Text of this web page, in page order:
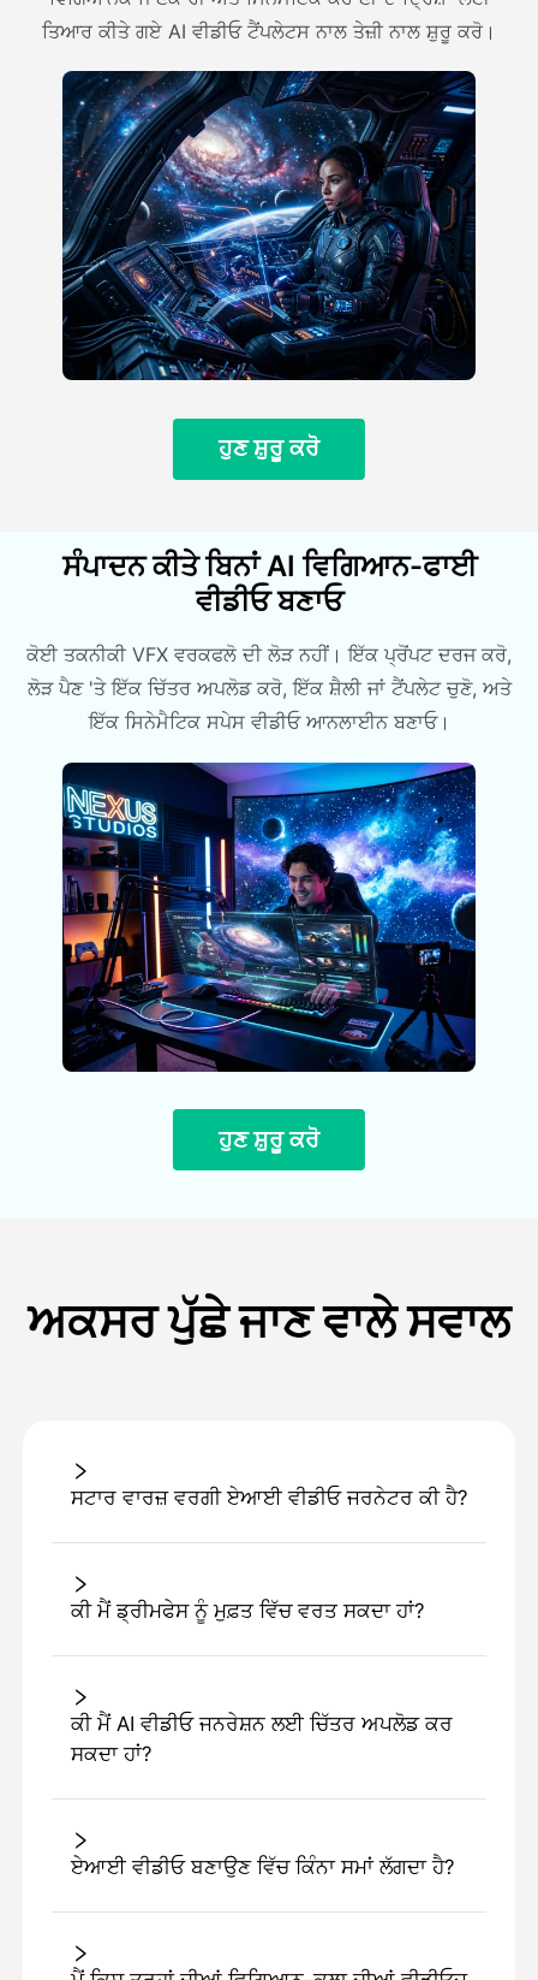
ਤਿਆਰ ਕੀਤੇ ਗਏ AI ਵੀਡੀਓ ਟੈਂਪਲੇਟਸ ਨਾਲ ਤੇਜ਼ੀ ਨਾਲ ਸ਼ੁਰੂ ਕਰੋ।
ਹੁਣ ਸ਼ੁਰੂ ਕਰੋ
ਸੰਪਾਦਨ ਕੀਤੇ ਬਿਨਾਂ AI ਵਿਗਿਆਨ-ਫਾਈ
ਵੀਡੀਓ ਬਣਾਓ
ਕੋਈ ਤਕਨੀਕੀ VFX ਵਰਕਫਲੋ ਦੀ ਲੋੜ ਨਹੀਂ। ਇੱਕ ਪ੍ਰੋਂਪਟ ਦਰਜ ਕਰੋ,
ਲੋੜ ਪੈਣ 'ਤੇ ਇੱਕ ਚਿੱਤਰ ਅਪਲੋਡ ਕਰੋ, ਇੱਕ ਸ਼ੈਲੀ ਜਾਂ ਟੈਂਪਲੇਟ ਚੁਣੋ, ਅਤੇ
ਇੱਕ ਸਿਨੇਮੈਟਿਕ ਸਪੇਸ ਵੀਡੀਓ ਆਨਲਾਈਨ ਬਣਾਓ।
ਹੁਣ ਸ਼ੁਰੂ ਕਰੋ
ਅਕਸਰ ਪੁੱਛੇ ਜਾਣ ਵਾਲੇ ਸਵਾਲ
ਸਟਾਰ ਵਾਰਜ਼ ਵਰਗੀ ਏਆਈ ਵੀਡੀਓ ਜਰਨੇਟਰ ਕੀ ਹੈ?
ਕੀ ਮੈਂ ਡ੍ਰੀਮਫੇਸ ਨੂੰ ਮੁਫ਼ਤ ਵਿੱਚ ਵਰਤ ਸਕਦਾ ਹਾਂ?
ਕੀ ਮੈਂ AI ਵੀਡੀਓ ਜਨਰੇਸ਼ਨ ਲਈ ਚਿੱਤਰ ਅਪਲੋਡ ਕਰ
ਸਕਦਾ ਹਾਂ?
ਏਆਈ ਵੀਡੀਓ ਬਣਾਉਣ ਵਿੱਚ ਕਿੰਨਾ ਸਮਾਂ ਲੱਗਦਾ ਹੈ?